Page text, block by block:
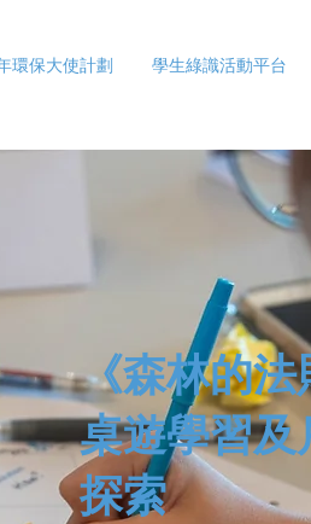
環保大使計劃 學生綠識活動平台
《森林的法
桌遊學習及
探索